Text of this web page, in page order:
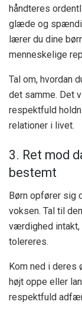
håndteres
glæde og
lærer du dine
menneskelige
Tal om, hvordan
det samme. Det
respektfuld
relationer i livet.
3. Ret mod
bestemt
Børn opfører sig
voksen. Tal til
værdighed
tolereres.
Kom ned i deres
højt oppe eller
respektfuld